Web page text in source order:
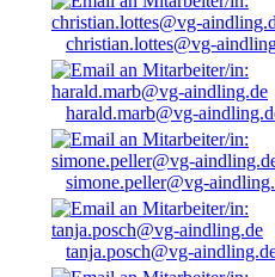
christian.lottes@vg-
harald.marb@vg-
simone.peller@vg-
tanja.posch@vg-